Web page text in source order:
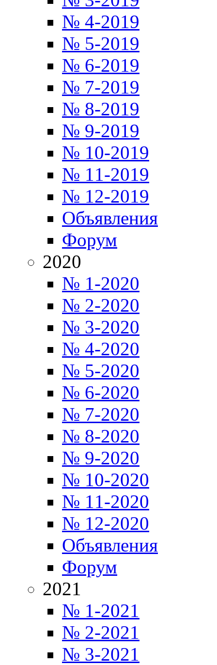
№ 4-2019
№ 5-2019
№ 6-2019
№ 7-2019
№ 8-2019
№ 9-2019
№ 10-2019
№ 11-2019
№ 12-2019
Объявления
Форум
2020
№ 1-2020
№ 2-2020
№ 3-2020
№ 4-2020
№ 5-2020
№ 6-2020
№ 7-2020
№ 8-2020
№ 9-2020
№ 10-2020
№ 11-2020
№ 12-2020
Объявления
Форум
2021
№ 1-2021
№ 2-2021
№ 3-2021